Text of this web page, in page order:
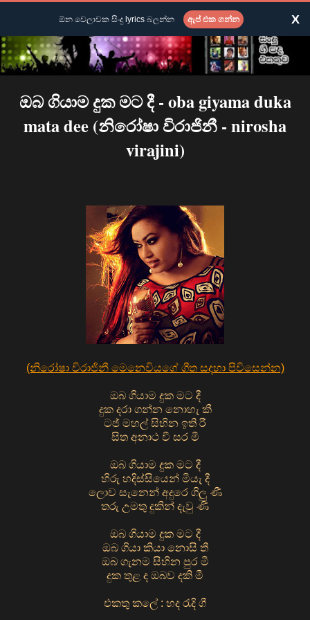
ඔබ ගියාම දුක මට දී - oba giyama duka
mata dee (නිරෝෂා විරාජිනී - nirosha
virajini)
(නිරෝෂා විරාජිනී මෙනෙවියගේ ගීත සදහා පිවිසෙන්න)
ඔබ ගියාම දුක මට දී
දුක දරා ගන්න නොහැ කී
ටජ් මහල් සිහින ඉති රී
සිත අනාථ වී සර මී
ඔබ ගියාම දුක මට දී
හිරු හදිස්සියෙන් මියැ දී
ලොව සැනෙන් අදුරෙ ගිලු ණී
තරු උමතු දුකින් දැවු ණි
ඔබ ගියාම දුක මට දී
ඔබ ගියා කියා නොසි තී
ඔබ ගැනම සිහින පුර මී
දුක තුළ ද ඔබව දකි මී
එකතු කලේ : හද රැදි ගී
ඕන වෙලාවක සිංදු lyrics බලන්න ඇප් එක ගන්න X